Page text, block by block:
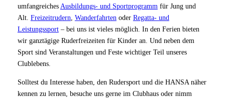
umfangreiches Ausbildungs- und Sportprogramm für Jung und
Alt. Freizeitrudern Wanderfahrten oder Regatta- und
Leistungssport– bei uns ist vieles möglich. In den Ferien bieten
wir ganztägige Ruderfreizeiten für Kinder an. Und neben dem
Sport sind Veranstaltungen und Feste wichtiger Teil unseres
Clublebens.
Solltest du Interesse haben, den Rudersport und die HANSA näher
kennen zu lernen, besuche uns gerne im Clubhaus oder nimm